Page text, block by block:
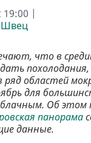
19:00 |
Швец
что в
областей
для
Об этом
панорама
данные.